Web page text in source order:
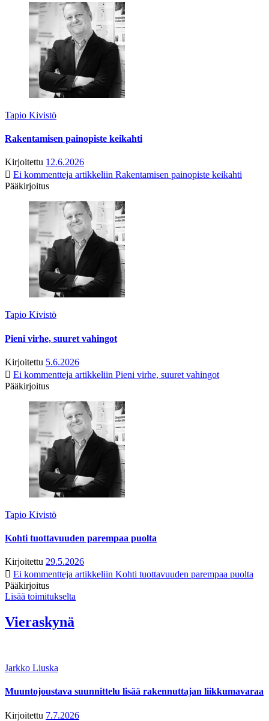
Tapio Kivistö
Rakentamisen painopiste keikahti
Kirjoitettu 12.6.2026
Ei kommentteja artikkeliin Rakentamisen painopiste keikahti
Pääkirjoitus
Tapio Kivistö
Pieni virhe, suuret vahingot
Kirjoitettu 5.6.2026
Ei kommentteja artikkeliin Pieni virhe, suuret vahingot
Pääkirjoitus
Tapio Kivistö
Kohti tuottavuuden parempaa puolta
Kirjoitettu 29.5.2026
Ei kommentteja artikkeliin Kohti tuottavuuden parempaa puolta
Pääkirjoitus
Lisää toimitukselta
Vieraskynä
Jarkko Liuska
Muuntojoustava suunnittelu lisää rakennuttajan liikkumavaraa
Kirjoitettu 7.7.2026